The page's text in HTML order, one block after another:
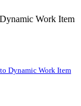
Work Item
Dynamic Work Item